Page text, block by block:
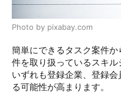
Photo by pixabay.com
簡単にできるタスク案件
件を取り扱っているスキル
いずれも登録企業、登録
る可能性が高まります。